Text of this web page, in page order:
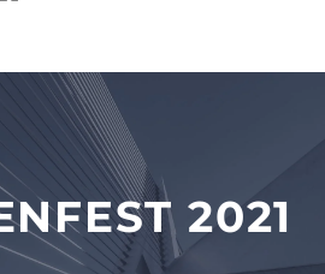
2021